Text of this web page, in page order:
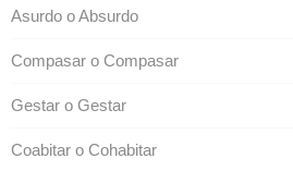
Asurdo o Absurdo
Compasar o Compasar
Gestar o Gestar
Coabitar o Cohabitar